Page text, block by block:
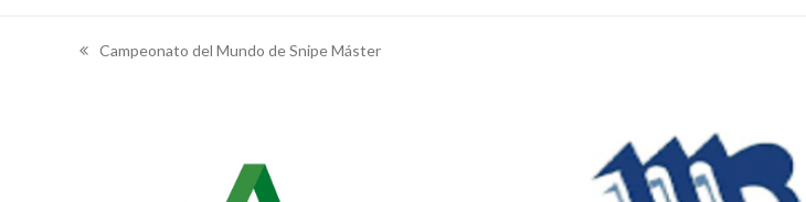
previous
Campeonato del Mundo de Snipe Máster